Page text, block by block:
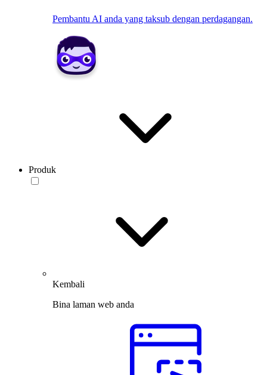
Pembantu AI anda yang taksub dengan perdagangan.
Produk
Kembali
Bina laman web anda